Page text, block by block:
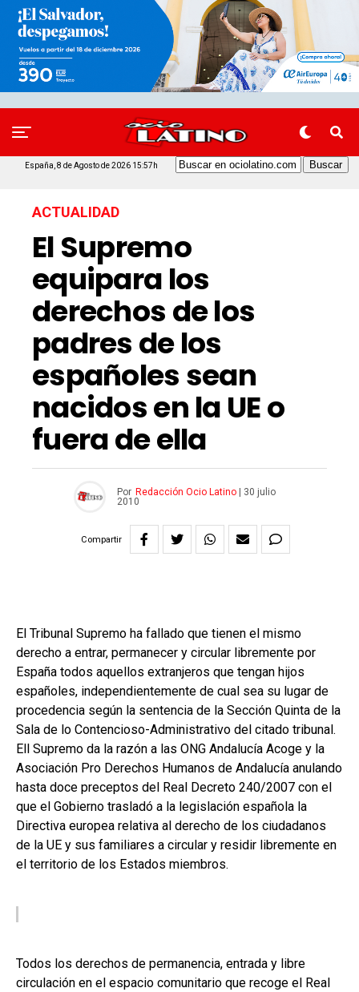
España, 8 de Agosto de 2026 15:57h
ACTUALIDAD
El Supremo
equipara los
derechos de los
padres de los
españoles sean
nacidos en la UE o
fuera de ella
Por Redacción Ocio Latino|
30 julio
2010
Compartir
El Tribunal Supremo ha fallado que tienen el mismo
derecho a entrar, permanecer y circular libremente por
España todos aquellos extranjeros que tengan hijos
españoles, independientemente de cual sea su lugar de
procedencia según la sentencia de la Sección Quinta de la
Sala de lo Contencioso-Administrativo del citado tribunal.
Ell Supremo da la razón a las ONG Andalucía Acoge y la
Asociación Pro Derechos Humanos de Andalucía anulando
hasta doce preceptos del Real Decreto 240/2007 con el
que el Gobierno trasladó a la legislación española la
Directiva europea relativa al derecho de los ciudadanos
de la UE y sus familiares a circular y residir libremente en
el territorio de los Estados miembros.
Todos los derechos de permanencia, entrada y libre
circulación en el espacio comunitario que recoge el Real